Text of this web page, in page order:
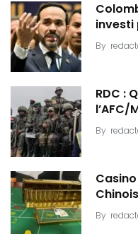
investi
By
RDC :
l’AFC/
By
By